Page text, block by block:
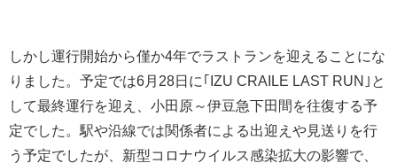
しかし運行開始から僅か4年でラストランを迎えることにな
りました。予定では6月28日に｢IZU CRAILE LAST RUN｣と
して最終運行を迎え、小田原～伊豆急下田間を往復する予
定でした。駅や沿線では関係者による出迎えや見送りを行
う予定でしたが、新型コロナウイルス感染拡大の影響で、